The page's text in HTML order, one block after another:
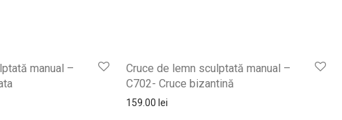
manual –
Cruce de lemn sculptată manual –
C702- Cruce bizantină
159.00 lei